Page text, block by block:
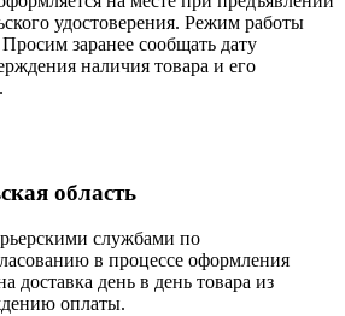
удостоверения. Режим работы
заранее сообщать дату
наличия товара и его
область
службами по
в процессе оформления
доставка день в день товара из
оплаты.